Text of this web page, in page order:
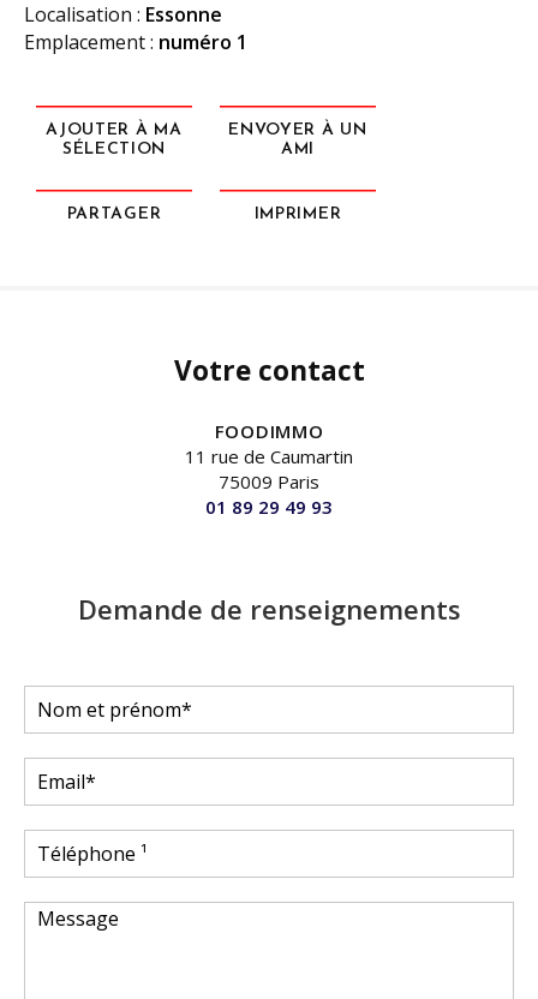
Localisation : Essonne
Emplacement : numéro 1
AJOUTER À MA
SÉLECTION
ENVOYER À UN
AMI
PARTAGER IMPRIMER
Votre contact
FOODIMMO
11 rue de Caumartin
75009 Paris
01 89 29 49 93
Demande de renseignements